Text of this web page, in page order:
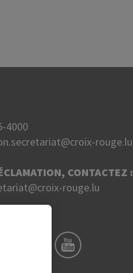
4000
rouge.lu
CONTACTEZ :
rouge.lu